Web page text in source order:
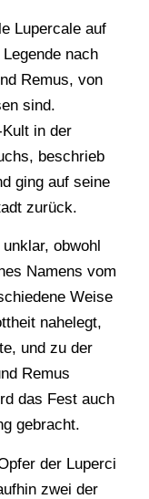
Lupercale auf
nach
Remus, von
sind.
in der
beschrieb
ging auf seine
zurück.
obwohl
Namens vom
Weise
nahelegt,
und zu der
Remus
das Fest auch
gebracht.
der Luperci
zwei der